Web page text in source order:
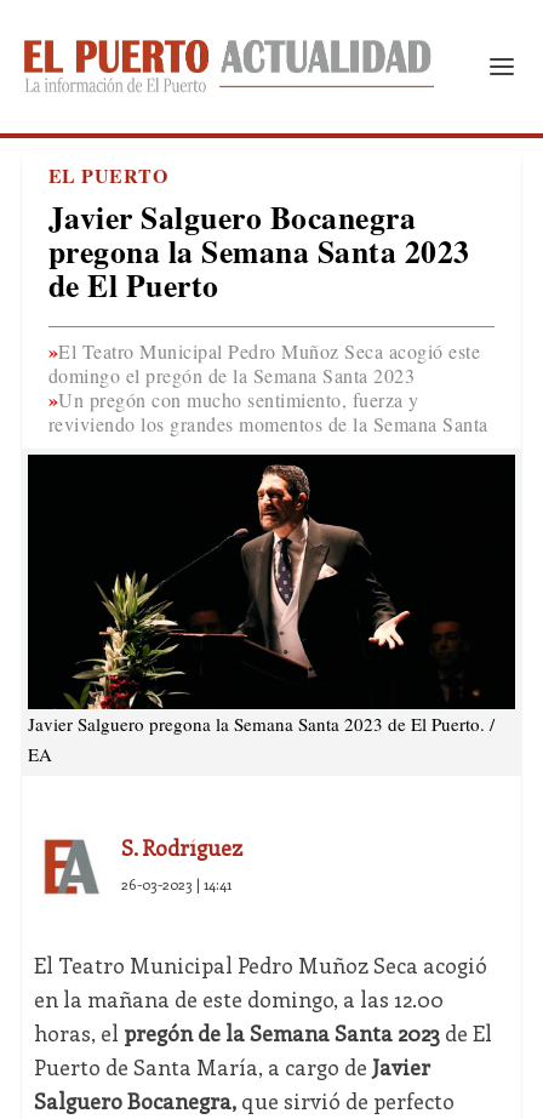
EL PUERTO
Javier Salguero Bocanegra
pregona la Semana Santa 2023
de El Puerto
El Teatro Municipal Pedro Muñoz Seca acogió este
domingo el pregón de la Semana Santa 2023
Un pregón con mucho sentimiento, fuerza y
reviviendo los grandes momentos de la Semana Santa
Javier Salguero pregona la Semana Santa 2023 de El Puerto. /
EA
S. Rodríguez
26-03-2023 | 14:41
El Teatro Municipal Pedro Muñoz Seca acogió
en la mañana de este domingo, a las 12.00
horas, el pregón de la Semana Santa 2023de El
Puerto de Santa María, a cargo de Javier
Salguero Bocanegra,que sirvió de perfecto